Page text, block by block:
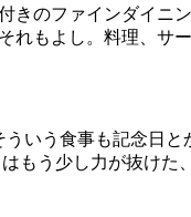
のファインダイ
れもよし。料理、
いう食事も記念
もう少し力が抜け